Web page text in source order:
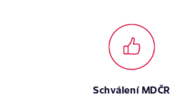
Schválení MDČR